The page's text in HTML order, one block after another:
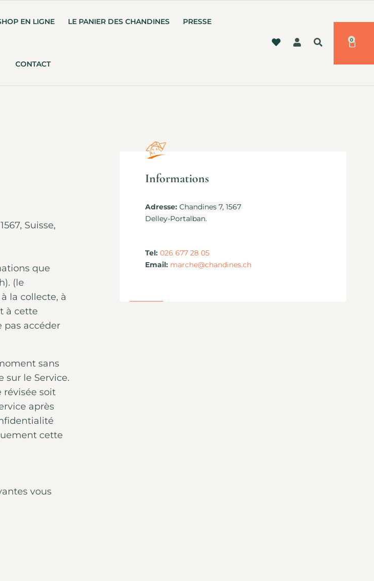
EN LIGNE LE PANIER DES CHANDINES PRESSE
CONTACT
0
Suisse,
que
(le
la collecte, à
à cette
pas accéder
sans
le Service.
révisée soit
après
cette
vous
Informations
Adresse: Chandines 7, 1567
Delley-Portalban.
Tel: 026 677 28 05
Email: marche@chandines.ch